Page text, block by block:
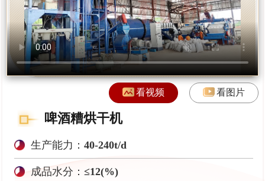
看视频 看图片
啤酒糟烘干机
生产能力：40-240t/d
成品水分：≤12(%)